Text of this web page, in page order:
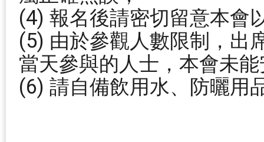
(4) 報名後請密切留意本會
(5) 由於參觀人數限制，出
當天參與的人士，本會未
(6) 請自備飲用水、防曬用